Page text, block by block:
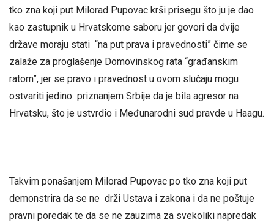
tko zna koji put Milorad Pupovac krši prisegu što ju je dao
kao zastupnik u Hrvatskome saboru jer govori da dvije
države moraju stati “na put prava i pravednosti” čime se
zalaže za proglašenje Domovinskog rata “građanskim
ratom”, jer se pravo i pravednost u ovom slučaju mogu
ostvariti jedino priznanjem Srbije da je bila agresor na
Hrvatsku, što je ustvrdio i Međunarodni sud pravde u Haagu.
Takvim ponašanjem Milorad Pupovac po tko zna koji put
demonstrira da se ne drži Ustava i zakona i da ne poštuje
pravni poredak te da se ne zauzima za svekoliki napredak